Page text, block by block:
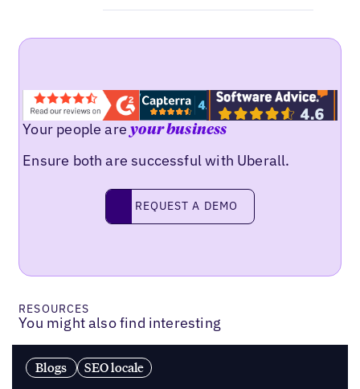
Your people areyour business
Ensure both are successful with Uberall.
Request a demo
REQUEST A DEMO
RESOURCES
You might also find interesting
Blogs SEO locale